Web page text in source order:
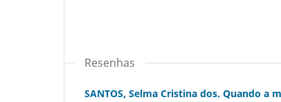
Resenhas
SANTOS, Selma Cristina dos. Quando